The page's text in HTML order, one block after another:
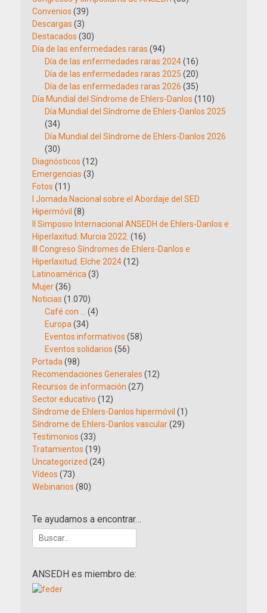
Convenios (39)
Descargas (3)
Destacados (30)
Día de las enfermedades raras (94)
Día de las enfermedades raras 2024(16)
Día de las enfermedades raras 2025 (20)
Día de las enfermedades raras 2026 (35)
Día Mundial del Síndrome de Ehlers-Danlos (110)
Día Mundial del Síndrome de Ehlers-Danlos 2025
(34)
Día Mundial del Síndrome de Ehlers-Danlos 2026
(30)
Diagnósticos (12)
Emergencias (3)
Fotos (11)
I Jornada Nacional sobre el Abordaje del SED
Hipermóvil (8)
II Simposio Internacional ANSEDH de Ehlers-Danlos e
Hiperlaxitud. Murcia 2022. (16)
III Congreso Síndromes de Ehlers-Danlos e
Hiperlaxitud. Elche 2024(12)
Latinoamérica (3)
Mujer(36)
Noticias (1.070)
Café con …
(4)
Europa (34)
Eventos informativos (58)
Eventos solidarios (56)
Portada (98)
Recomendaciones Generales (12)
Recursos de información (27)
Sector educativo (12)
Síndrome de Ehlers-Danlos hipermóvil (1)
Síndrome de Ehlers-Danlos vascular(29)
Testimonios (33)
Tratamientos (19)
Uncategorized (24)
Vídeos (73)
Webinarios (80)
Te ayudamos a encontrar…
Buscar:
ANSEDH es miembro de: